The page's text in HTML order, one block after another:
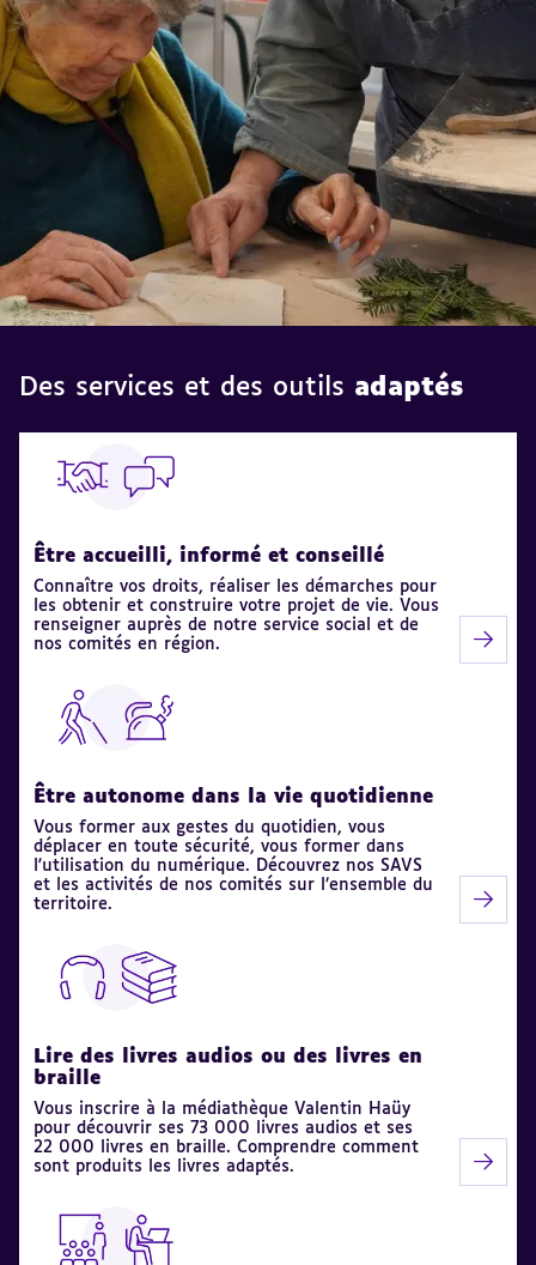
aveugles
et
des
malvoyants
Des services et des outils adaptés
Être accueilli, informé et conseillé
Connaître vos droits, réaliser les démarches pour
les obtenir et construire votre projet de vie. Vous
renseigner auprès de notre service social et de
nos comités en région.
Être autonome dans la vie quotidienne
Vous former aux gestes du quotidien, vous
déplacer en toute sécurité, vous former dans
l'utilisation du numérique. Découvrez nos SAVS
et les activités de nos comités sur l’ensemble du
territoire.
Lire des livres audios ou des livres en
braille
Vous inscrire à la médiathèque Valentin Haüy
pour découvrir ses 73 000 livres audios et ses
22 000 livres en braille. Comprendre comment
sont produits les livres adaptés.